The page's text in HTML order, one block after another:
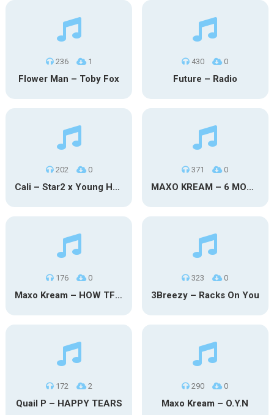
236 1
Flower Man – Toby Fox
430 0
Future – Radio
202 0
Cali – Star2 x Young Henny
371 0
MAXO KREAM – 6 MONTHS CLEAN
176 0
Maxo Kream – HOW TF I’M LUCKY
323 0
3Breezy – Racks On You
172 2
Quail P – HAPPY TEARS
290 0
Maxo Kream – O.Y.N